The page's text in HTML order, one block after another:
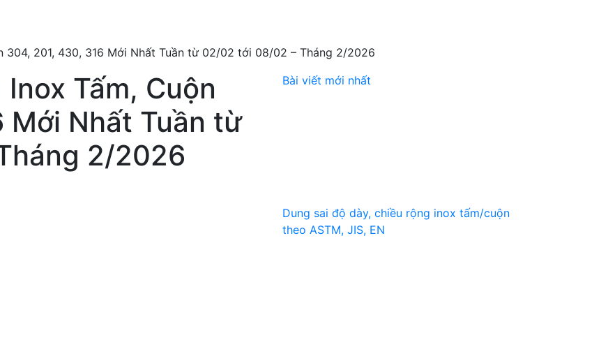
304, 201, 430, 316 Mới Nhất Tuần từ 02/02 tới 08/02 – Tháng 2/2026
Tấm, Cuộn
Mới Nhất Tuần từ
2/2026
Bài viết mới nhất
Dung sai độ dày, chiều rộng inox tấm/cuộn
theo ASTM, JIS, EN